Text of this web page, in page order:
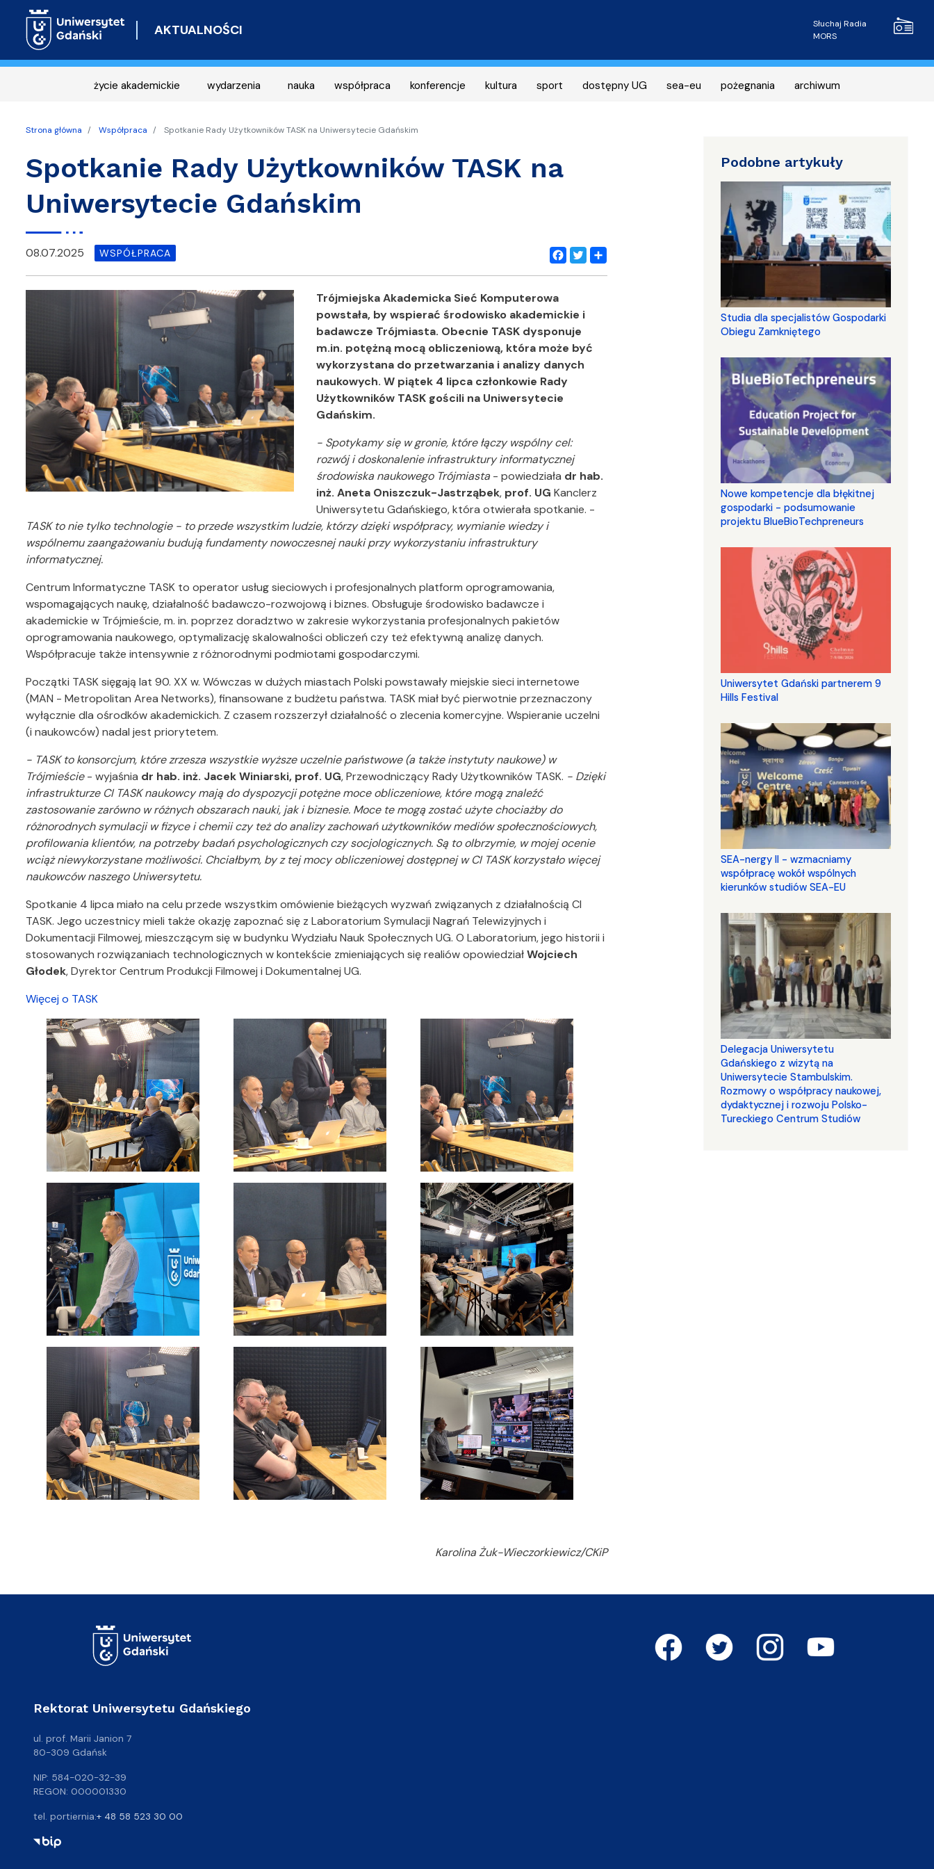
AKTUALNOŚCI Radio
Słuchaj Radia
MORS
życie akademickie wydarzenia nauka współpraca konferencje kultura sport dostępny UG sea-eu pożegnania archiwum
Strona główna Współpraca Spotkanie Rady Użytkowników TASK na Uniwersytecie Gdańskim
Spotkanie Rady Użytkowników TASK na
Uniwersytecie Gdańskim
Facebook
Twitter
Share
08.07.2025 WSPÓŁPRACA
Trójmiejska Akademicka Sieć Komputerowa
powstała, by wspierać środowisko akademickie i
badawcze Trójmiasta. Obecnie TASK dysponuje
m.in. potężną mocą obliczeniową, która może być
wykorzystana do przetwarzania i analizy danych
naukowych. W piątek 4 lipca członkowie Rady
Użytkowników TASK gościli na Uniwersytecie
Gdańskim.
- Spotykamy się w gronie, które łączy wspólny cel:
rozwój i doskonalenie infrastruktury informatycznej
środowiska naukowego Trójmiasta - powiedziała dr hab.
inż. Aneta Oniszczuk-Jastrząbek, prof. UG Kanclerz
Uniwersytetu Gdańskiego, która otwierała spotkanie. -
TASK to nie tylko technologie - to przede wszystkim ludzie, którzy dzięki współpracy, wymianie wiedzy i
wspólnemu zaangażowaniu budują fundamenty nowoczesnej nauki przy wykorzystaniu infrastruktury
informatycznej.
Centrum Informatyczne TASK to operator usług sieciowych i profesjonalnych platform oprogramowania,
wspomagających naukę, działalność badawczo-rozwojową i biznes. Obsługuje środowisko badawcze i
akademickie w Trójmieście, m. in. poprzez doradztwo w zakresie wykorzystania profesjonalnych pakietów
oprogramowania naukowego, optymalizację skalowalności obliczeń czy też efektywną analizę danych.
Współpracuje także intensywnie z różnorodnymi podmiotami gospodarczymi.
Początki TASK sięgają lat 90. XX w. Wówczas w dużych miastach Polski powstawały miejskie sieci internetowe
(MAN - Metropolitan Area Networks), finansowane z budżetu państwa. TASK miał być pierwotnie przeznaczony
wyłącznie dla ośrodków akademickich. Z czasem rozszerzył działalność o zlecenia komercyjne. Wspieranie uczelni
(i naukowców) nadal jest priorytetem.
- TASK to konsorcjum, które zrzesza wszystkie wyższe uczelnie państwowe (a także instytuty naukowe) w
Trójmieście- wyjaśnia dr hab. inż. Jacek Winiarski, prof. UG, Przewodniczący Rady Użytkowników TASK. - Dzięki
infrastrukturze CI TASK naukowcy mają do dyspozycji potężne moce obliczeniowe, które mogą znaleźć
zastosowanie zarówno w różnych obszarach nauki, jak i biznesie. Moce te mogą zostać użyte chociażby do
różnorodnych symulacji w fizyce i chemii czy też do analizy zachowań użytkowników mediów społecznościowych,
profilowania klientów, na potrzeby badań psychologicznych czy socjologicznych. Są to olbrzymie, w mojej ocenie
wciąż niewykorzystane możliwości. Chciałbym, by z tej mocy obliczeniowej dostępnej w CI TASK korzystało więcej
naukowców naszego Uniwersytetu.
Spotkanie 4 lipca miało na celu przede wszystkim omówienie bieżących wyzwań związanych z działalnością CI
TASK. Jego uczestnicy mieli także okazję zapoznać się z Laboratorium Symulacji Nagrań Telewizyjnych i
Dokumentacji Filmowej, mieszczącym się w budynku Wydziału Nauk Społecznych UG. O Laboratorium, jego historii i
stosowanych rozwiązaniach technologicznych w kontekście zmieniających się realiów opowiedziałWojciech
Głodek, Dyrektor Centrum Produkcji Filmowej i Dokumentalnej UG.
Więcej o TASK
Karolina Żuk-Wieczorkiewicz/CKiP
Podobne artykuły
Studia dla specjalistów Gospodarki
Obiegu Zamkniętego
Nowe kompetencje dla błękitnej
gospodarki - podsumowanie
projektu BlueBioTechpreneurs
Uniwersytet Gdański partnerem 9
Hills Festival
SEA-nergy II - wzmacniamy
współpracę wokół wspólnych
kierunków studiów SEA-EU
Delegacja Uniwersytetu
Gdańskiego z wizytą na
Uniwersytecie Stambulskim.
Rozmowy o współpracy naukowej,
dydaktycznej i rozwoju Polsko-
Tureckiego Centrum Studiów
Rektorat Uniwersytetu Gdańskiego
ul. prof. Marii Janion 7
80-309 Gdańsk
NIP: 584-020-32-39
REGON: 000001330
tel. portiernia:+ 48 58 523 30 00